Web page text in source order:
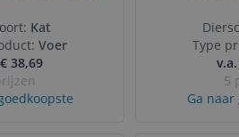
Kat
Voer
38,69
Type
5
Ga naar